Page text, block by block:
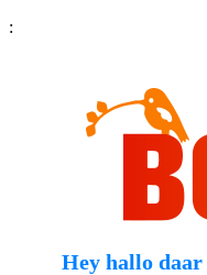
:
Hey hallo daar